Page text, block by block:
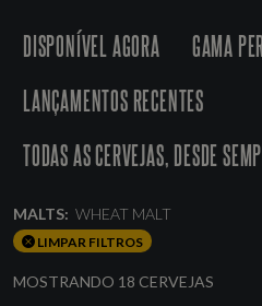
DISPONÍVEL AGORA
GAMA
LANÇAMENTOS RECENTES
TODAS AS CERVEJAS, DESDE
MALTS: WHEAT MALT
LIMPAR FILTROS
MOSTRANDO 18 CERVEJAS